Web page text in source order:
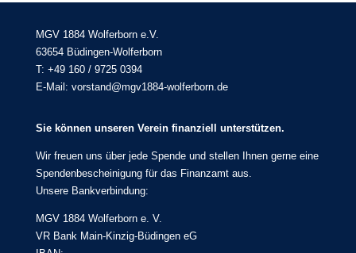
MGV 1884 Wolferborn e.V.
63654 Büdingen-Wolferborn
T: +49 160 / 9725 0394
E-Mail: vorstand@mgv1884-wolferborn.de
Sie können unseren Verein finanziell unterstützen.
Wir freuen uns über jede Spende und stellen Ihnen gerne eine
Spendenbescheinigung für das Finanzamt aus.
Unsere Bankverbindung:
MGV 1884 Wolferborn e. V.
VR Bank Main-Kinzig-Büdingen eG